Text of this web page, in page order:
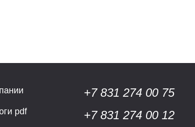
pdf
+7 831 274 00 75
+7 831 274 00 12